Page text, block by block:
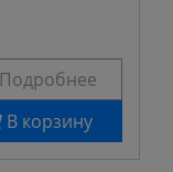
Подробнее
В корзину